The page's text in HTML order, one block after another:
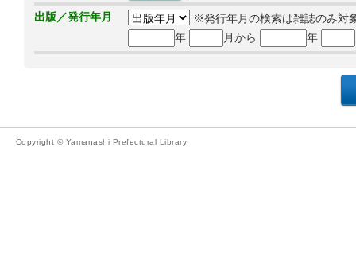
出版／発行年月
※発行年月の検索は雑誌のみ対
年
月から 年
Copyright © Yamanashi Prefectural Library